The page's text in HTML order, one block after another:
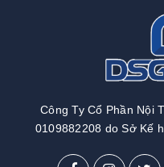
Công Ty Cổ Phần Nội
0109882208 do Sở Kế